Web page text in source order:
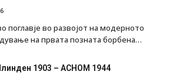
поглавје во развојот на модерното
на првата позната борбена…
1903 – АСНОМ 1944